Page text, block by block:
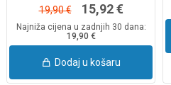
19,90 € 15,92 €
Najniža cijena u zadnjih 30 dana:
19,90 €
Dodaj u košaru